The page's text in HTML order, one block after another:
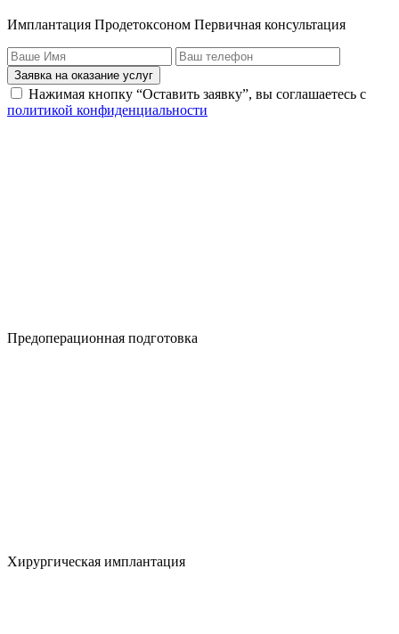
Имплантация Продетоксоном Первичная консультация
Заявка на оказание услуг
Нажимая кнопку “Оставить заявку”, вы соглашаетесь с
политикой конфиденциальности
Предоперационная подготовка
Хирургическая имплантация